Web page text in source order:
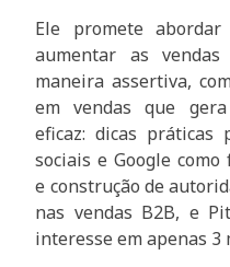
Ele promete
aumentar as
maneira assertiva,
em vendas que gera
eficaz: dicas práticas
sociais e Google
e construção de
nas vendas B2B, e
interesse em apenas 3